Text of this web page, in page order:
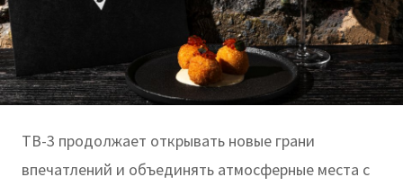
ТВ-3 продолжает открывать новые грани
впечатлений и объединять атмосферные места с